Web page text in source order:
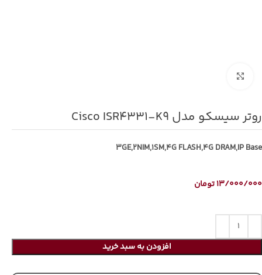
روتر سیسکو مدل Cisco ISR4331-K9
3GE,2NIM,1SM,4G FLASH,4G DRAM,IP Base
13/000/000تومان
افزودن به سبد خرید